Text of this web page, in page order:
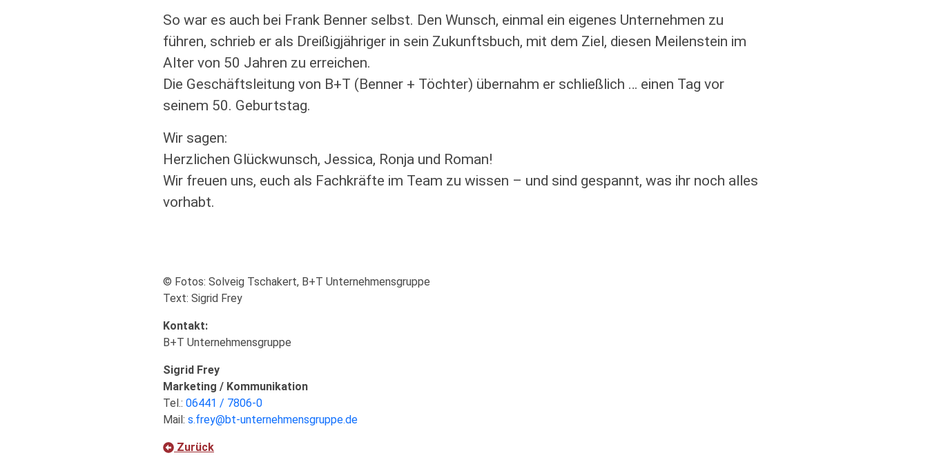
So war es auch bei Frank Benner selbst. Den Wunsch, einmal ein eigenes Unternehmen zu
führen, schrieb er als Dreißigjähriger in sein Zukunftsbuch, mit dem Ziel, diesen Meilenstein im
Alter von 50 Jahren zu erreichen.
Die Geschäftsleitung von B+T (Benner + Töchter) übernahm er schließlich … einen Tag vor
seinem 50. Geburtstag.
Wir sagen:
Herzlichen Glückwunsch, Jessica, Ronja und Roman!
Wir freuen uns, euch als Fachkräfte im Team zu wissen – und sind gespannt, was ihr noch alles
vorhabt.
© Fotos: Solveig Tschakert, B+T Unternehmensgruppe
Text: Sigrid Frey
Kontakt:
B+T Unternehmensgruppe
Sigrid Frey
Marketing / Kommunikation
Tel.: 06441 / 7806-0
Mail: s.frey@bt-unternehmensgruppe.de
Zurück